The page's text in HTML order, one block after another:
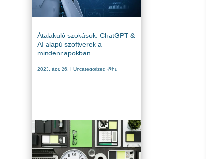
Átalakuló szokások: ChatGPT &
AI alapú szoftverek a
mindennapokban
2023. ápr. 26. |Uncategorized @hu